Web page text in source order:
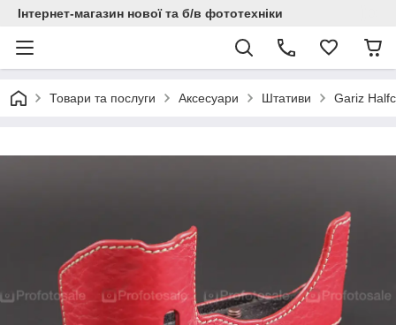
Інтернет-магазин нової та б/в фототехніки
Товари та послуги Аксесуари Штативи Gariz